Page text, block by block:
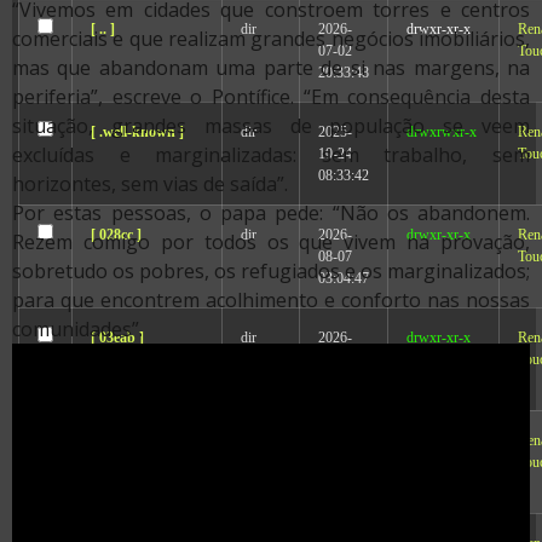
[ .. ] dir
2026-
07-02
20:33:48
drwxr-xr-x
[ .well-known ] dir
2025-
10-24
08:33:42
drwxrwxr-x
[ 028cc ] dir
2026-
08-07
03:04:47
drwxr-xr-x
[ 03eab ] dir
2026-
drwxr-xr-x
“Vivemos em cidades que constroem torres e centros
comerciais e que realizam grandes negócios imobiliários,
mas que abandonam uma parte de si nas margens, na
periferia”, escreve o Pontífice. “Em consequência desta
situação, grandes massas de população se veem
excluídas e marginalizadas: sem trabalho, sem
horizontes, sem vias de saída”.
Por estas pessoas, o papa pede: “Não os abandonem.
Rezem comigo por todos os que vivem na provação,
sobretudo os pobres, os refugiados e os marginalizados;
para que encontrem acolhimento e conforto nas nossas
comunidades”.